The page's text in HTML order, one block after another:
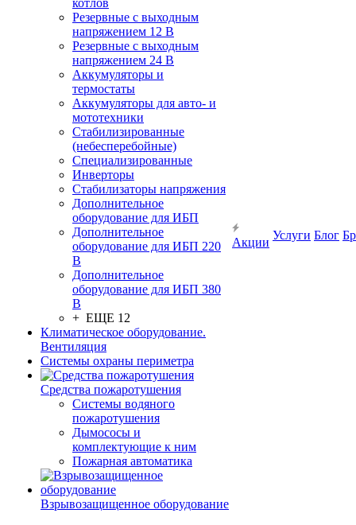
котлов
Резервные с выходным
напряжением 12 В
Резервные с выходным
напряжением 24 В
Аккумуляторы и
термостаты
Аккумуляторы для авто- и
мототехники
Стабилизированные
(небесперебойные)
Специализированные
Инверторы
Стабилизаторы напряжения
Дополнительное
оборудование для ИБП
Дополнительное
оборудование для ИБП 220
В
Дополнительное
оборудование для ИБП 380
В
+ ЕЩЕ 12
Климатическое оборудование.
Вентиляция
Системы охраны периметра
Средства пожаротушения
Системы водяного
пожаротушения
Дымососы и
комплектующие к ним
Пожарная автоматика
Взрывозащищенное оборудование
Акции
Услуги Блог